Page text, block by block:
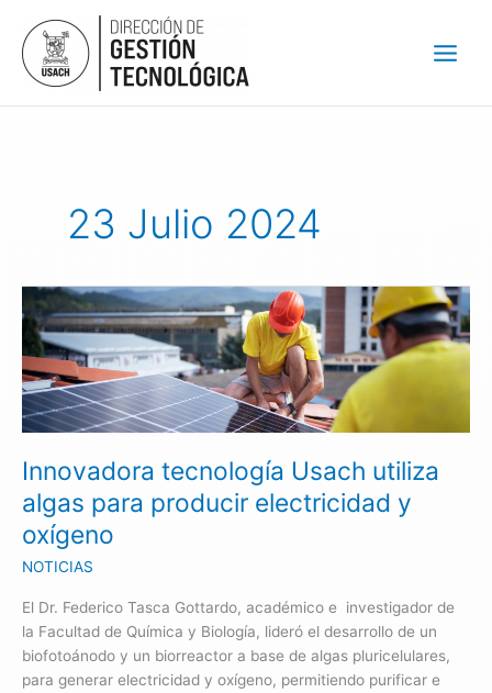
contenido
23 Julio 2024
Innovadora tecnología Usach utiliza
algas para producir electricidad y
oxígeno
NOTICIAS
El Dr. Federico Tasca Gottardo, académico e investigador de
la Facultad de Química y Biología, lideró el desarrollo de un
biofotoánodo y un biorreactor a base de algas pluricelulares,
para generar electricidad y oxígeno, permitiendo purificar e
Innovadora
tecnología
Usach
utiliza
algas
para
electricidad
oxígeno